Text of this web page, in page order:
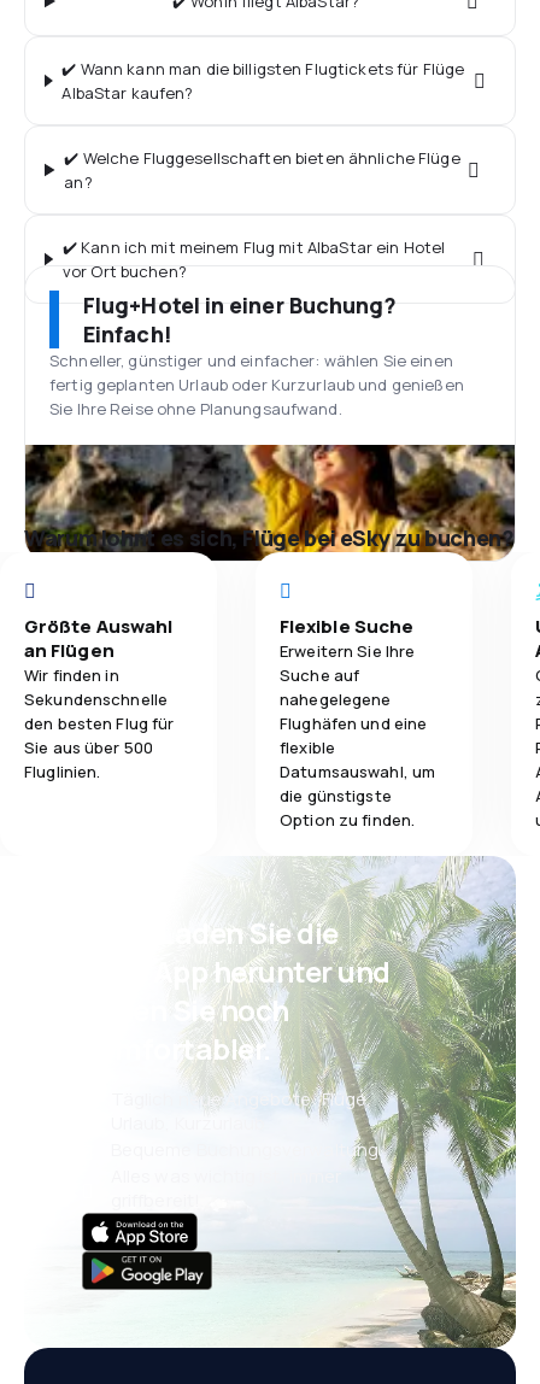
✔️ Wann kann man die billigsten Flugtickets für Flüge
AlbaStar kaufen?
✔️ Welche Fluggesellschaften bieten ähnliche Flüge
an?
✔️ Kann ich mit meinem Flug mit AlbaStar ein Hotel
vor Ort buchen?
Flug+Hotel in einer Buchung?
Einfach!
Schneller, günstiger und einfacher: wählen Sie einen
fertig geplanten Urlaub oder Kurzurlaub und genießen
Sie Ihre Reise ohne Planungsaufwand.
Warum lohnt es sich, Flüge bei eSky zu buchen?
Größte Auswahl
an Flügen
Wir finden in
Sekundenschnelle
den besten Flug für
Sie aus über 500
Fluglinien.
Flexible Suche
Erweitern Sie Ihre
Suche auf
nahegelegene
Flughäfen und eine
flexible
Datumsauswahl, um
die günstigste
Option zu finden.
Psst! Laden Sie die
eSky App herunter und
reisen Sie noch
komfortabler.
Täglich neue Angebote: Flüge,
Bequeme Buchungsverwaltung